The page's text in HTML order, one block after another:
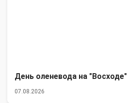
День оленевода на "Восходе"
07.08.2026